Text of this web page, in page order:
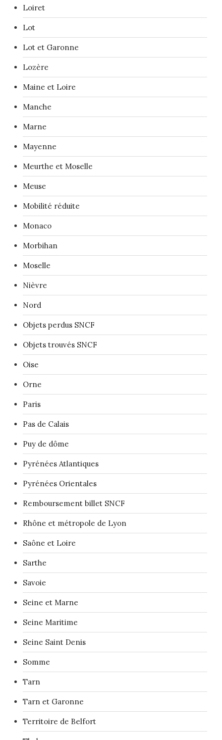
Loiret
Lot
Lot et Garonne
Lozère
Maine et Loire
Manche
Marne
Mayenne
Meurthe et Moselle
Meuse
Mobilité réduite
Monaco
Morbihan
Moselle
Nièvre
Nord
Objets perdus SNCF
Objets trouvés SNCF
Oise
Orne
Paris
Pas de Calais
Puy de dôme
Pyrénées Atlantiques
Pyrénées Orientales
Remboursement billet SNCF
Rhône et métropole de Lyon
Saône et Loire
Sarthe
Savoie
Seine et Marne
Seine Maritime
Seine Saint Denis
Somme
Tarn
Tarn et Garonne
Territoire de Belfort